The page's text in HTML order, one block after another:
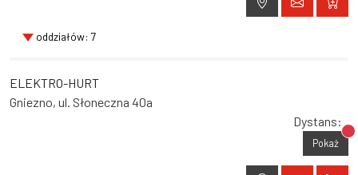
oddziałów: 7
ELEKTRO-HURT
Gniezno, ul. Słoneczna 40a
Dystans:
Pokaż